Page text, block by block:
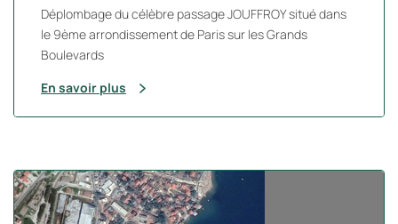
Déplombage du célèbre passage JOUFFROY situé dans
le 9ème arrondissement de Paris sur les Grands
Boulevards
En savoir plus